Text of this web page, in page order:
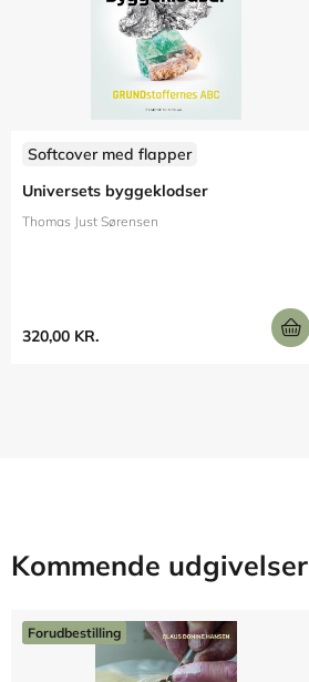
Softcover med flapper
Universets byggeklodser
Thomas Just Sørensen
320,00 KR.
Kommende udgivelser
Forudbestilling